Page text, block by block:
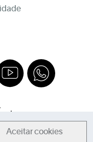
Aceitar cookies